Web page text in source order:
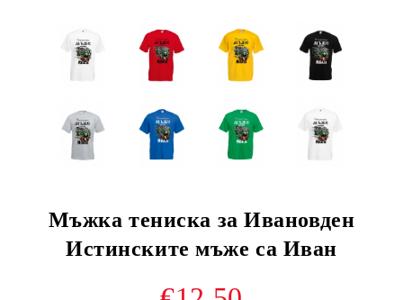
Мъжка тениска за Ивановден
Истинските мъже са Иван